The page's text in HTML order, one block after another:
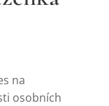
na
osobních